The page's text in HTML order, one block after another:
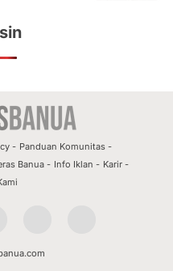
Panduan Komunitas
Banua Info Iklan
Karir